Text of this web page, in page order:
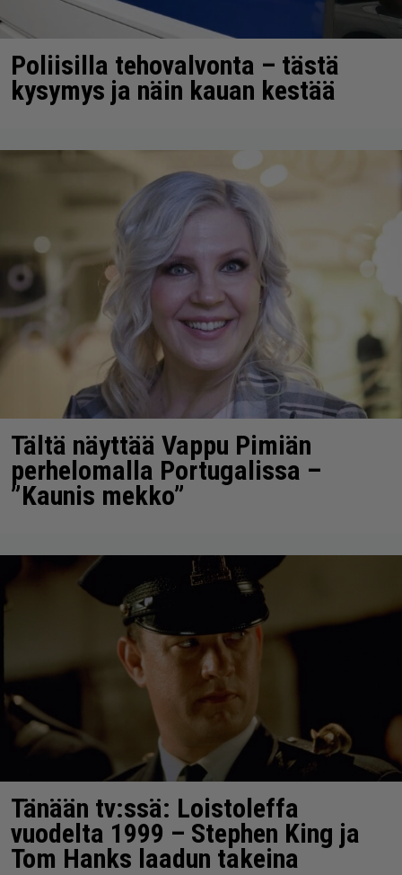
Poliisilla tehovalvonta – tästä
kysymys ja näin kauan kestää
Tältä näyttää Vappu Pimiän
perhelomalla Portugalissa –
”Kaunis mekko”
Tänään tv:ssä: Loistoleffa
vuodelta 1999 – Stephen King ja
Tom Hanks laadun takeina